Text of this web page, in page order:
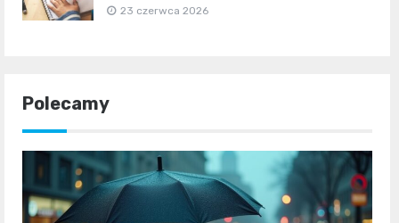
23 czerwca 2026
Polecamy